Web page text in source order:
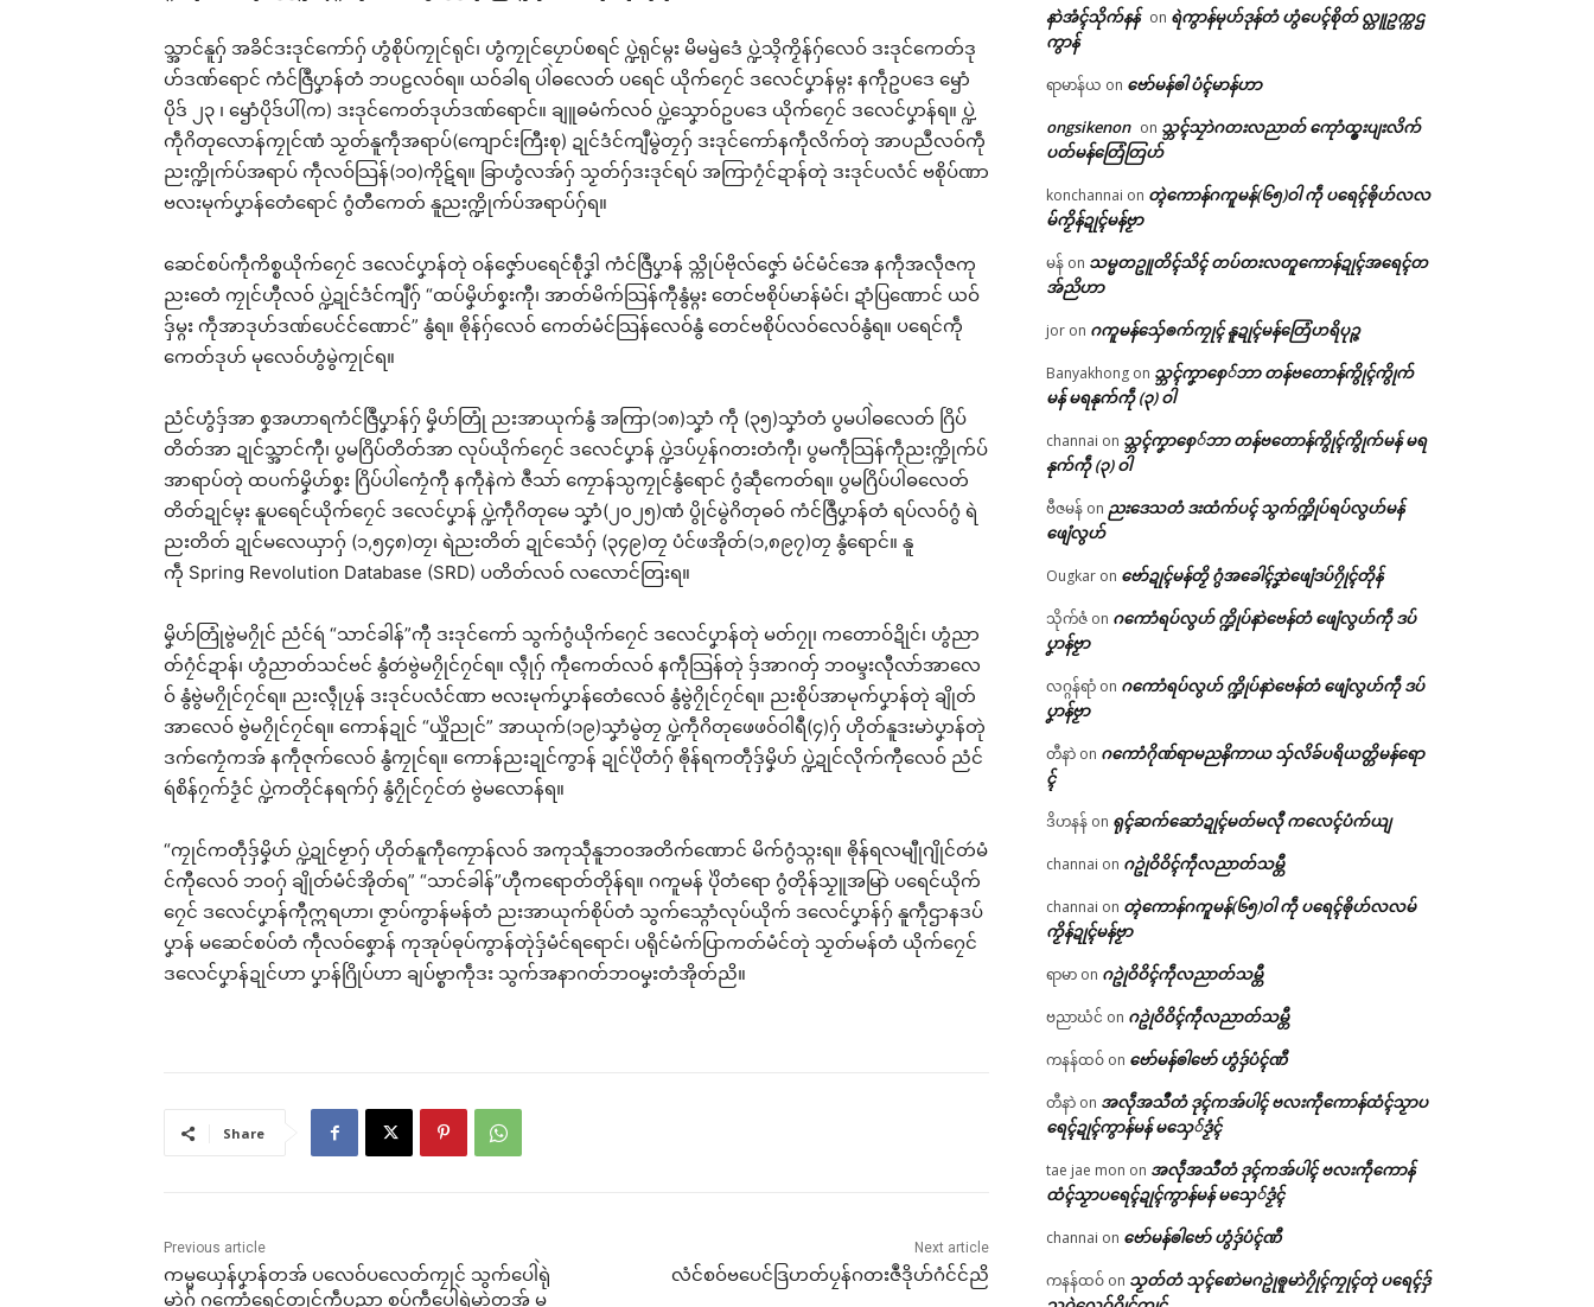
သ္အာင်နူဂှ် အခိင်ဒးဒုင်ကော်ဂှ် ဟွံစိုပ်ကၠုင်ရုင်၊ ဟွံကၠုင်ပၠောပ်စရင် ပ္ဍဲရုင်မ္ဂး မိမၝဲဒေံ ပ္ဍဲသ္ၚိကၟိန်ဂှ်လေဝ် ဒးဒုင်ကေတ်ဒု
ဟ်ဒဏ်ရောင် ကံင်ဇြဳပၞာန်တံ ဘပဠလဝ်ရ။ ယဝ်ခါရ ပါဲဓလေတ် ပရေင် ယိုက်ဂၠေင် ဒလေင်ပၞာန်မ္ဂး နကဵုဥပဒေ ၝောံ
ပိုဒ် ၂၃ ၊ ၝောံပိုဒ်ပါ်(က) ဒးဒုင်ကေတ်ဒုဟ်ဒဏ်ရောင်။ ချူဓမံက်လဝ် ပ္ဍဲသၞောဝ်ဥပဒေ ယိုက်ဂၠေင် ဒလေင်ပၞာန်ရ။ ပ္ဍဲ
ကဵုဂိတုလောန်ကၠုင်ဏံ သၟတ်နူကဵုအရာပ်(ကျောင်းကြီးစု) ဍုင်ဒံင်ကျဳမွဲတၠဂှ် ဒးဒုင်ကော်နကဵုလိက်တုဲ အာပညဳလဝ်ကဵု
ညးက္ဍိုက်ပ်အရာပ် ကဵုလဝ်သြန်(၁၀)ကိုဋ်ရ။ ခြာဟွံလအ်ဂှ် သၟတ်ဂှ်ဒးဒုင်ရပ် အကြာဂၠံင်ဍာန်တုဲ ဒးဒုင်ပလံင် ဗစိုပ်ဏာ
ဗလးမုက်ပၞာန်တေံရောင် ဂွံတီကေတ် နူညးက္ဍိုက်ပ်အရာပ်ဂှ်ရ။
ဆေင်စပ်ကဵုကိစ္စယိုက်ဂၠေင် ဒလေင်ပၞာန်တုဲ ဝန်ဇၞော်ပရေင်စဵုဒၞါ ကံင်ဇြဳပၞာန် သ္ကိုပ်ဗိုလ်ဇၞော် မံင်မံင်အေ နကဵုအလဵုဇကု
ညးတေံ ကၠုင်ဟီုလဝ် ပ္ဍဲဍုင်ဒံင်ကျဳဂှ် “ထပ်မၞိဟ်စၞးကီု၊ အာတ်မိက်သြန်ကီုနွံမ္ဂး တေင်ဗစိုပ်မာန်မံင်၊ ဍာံပြဏောင် ယဝ်
ဒှ်မ္ဂး ကဵုအာဒုဟ်ဒဏ်ပေင်င်ဏောင်” နွံရ။ ၜိုန်ဂှ်လေဝ် ကေတ်မံင်သြန်လေဝ်နွံ တေင်ဗစိုပ်လဝ်လေဝ်နွံရ။ ပရေင်ကဵု
ကေတ်ဒုဟ် မုလေဝ်ဟွံမွဲကၠုင်ရ။
ညံင်ဟွံဒှ်အာ စၞအဟာရကံင်ဇြဳပၞာန်ဂှ် မၞိဟ်တြုံ ညးအာယုက်နွံ အကြာ(၁၈)သၞာံ ကဵု (၃၅)သၞာံတံ ပွမပါဲဓလေတ် ဂြိပ်
တိတ်အာ ဍုင်သ္အာင်ကီု၊ ပွမဂြိပ်တိတ်အာ လုပ်ယိုက်ဂၠေင် ဒလေင်ပၞာန် ပ္ဍဲဒပ်ပၠန်ဂတးတံကီု၊ ပွမကဵုသြန်ကဵုညးက္ဍိုက်ပ်
အာရာပ်တုဲ ထပက်မၞိဟ်စၞး ဂြိပ်ပါဲကၠေံကီု နကဵုနဲကဲ ဇဳသာ် ကၠောန်သ္ပကၠုင်နွံရောင် ဂွံဆဵုကေတ်ရ။ ပွမဂြိပ်ပါဲဓလေတ်
တိတ်ဍုင်မ္ၚး နူပရေင်ယိုက်ဂၠေင် ဒလေင်ပၞာန် ပ္ဍဲကဵုဂိတုမေ သၞာံ(၂၀၂၅)ဏံ ပွိုင်မွဲဂိတုဓဝ် ကံင်ဇြဳပၞာန်တံ ရပ်လဝ်ဂွံ ရဲ
ညးတိတ် ဍုင်မလေယှာဂှ် (၁,၅၄၈)တၠ၊ ရဲညးတိတ် ဍုင်သေံဂှ် (၃၄၉)တၠ ပံင်ဖအိုတ်(၁,၈၉၇)တၠ နွံရောင်။ နူ
ကဵု Spring Revolution Database (SRD) ပတိတ်လဝ် လလောင်တြးရ။
မၞိဟ်တြုံဗွဲမဂၠိုင် ညံင်ရဴ “သာင်ခါန်”ကီု ဒးဒုင်ကော် သွက်ဂွံယိုက်ဂၠေင် ဒလေင်ပၞာန်တုဲ မတ်ဂၠု၊ ကတောဝ်ဍိုင်၊ ဟွံညာ
တ်ဂၠံင်ဍာန်၊ ဟွံညာတ်သင်ဗင် နွံတဴဗွဲမဂၠိုင်ဂၠင်ရ။ လ္ၚဵုဂှ် ကဵုကေတ်လဝ် နကဵုသြန်တုဲ ဒှ်အာဂတှ် ဘဝမ္ဒးလီုလာ်အာလေ
ဝ် နွံဗွဲမဂၠိုင်ဂၠင်ရ။ ညးလ္ၚဵုပၠန် ဒးဒုင်ပလံင်ဏာ ဗလးမုက်ပၞာန်တေံလေဝ် နွံဗွဲဂၠိုင်ဂၠင်ရ။ ညးစိုပ်အာမုက်ပၞာန်တုဲ ချိုတ်
အာလေဝ် ဗွဲမဂၠိုင်ဂၠင်ရ။ ကောန်ဍုင် “ယှိုဲညုင်” အာယုက်(၁၉)သၞာံမွဲတၠ ပ္ဍဲကဵုဂိတုဖေဖဝ်ဝါရဳ(၄)ဂှ် ဟိုတ်နူဒးမာဲပၞာန်တုဲ
ဒက်ကၠေံကအ် နကဵုဇုက်လေဝ် နွံကၠုင်ရ။ ကောန်ညးဍုင်ကွာန် ဍုင်ပိုဲတံဂှ် ၜိုန်ရကတဵုဒှ်မၞိဟ် ပ္ဍဲဍုင်လိုက်ကီုလေဝ် ညံင်
ရဴစိန်ဂၠက်ဒၟံင် ပ္ဍဲကတိုင်နရက်ဂှ် နွံဂၠိုင်ဂၠင်တဴ ဗွဲမလောန်ရ။
“ကၠုင်ကတဵုဒှ်မၞိဟ် ပ္ဍဲဍုင်ဗၟာဂှ် ဟိုတ်နူကဵုကၠောန်လဝ် အကုသဵုနူဘဝအတိက်ဏောင် မိက်ဂွံသ္ဂးရ။ ၜိုန်ရလမျီုဂျိုင်တဴမံ
င်ကီုလေဝ် ဘဝဂှ် ချိုတ်မံင်အိုတ်ရ” “သာင်ခါန်”ဟီုကရောတ်တိုန်ရ။ ဂကူမန် ပိုဲတံရော ဂွံတိုန်သၟူအမြာဲ ပရေင်ယိုက်
ဂၠေင် ဒလေင်ပၞာန်ကီုဣရဟာ၊ ဇၟာပ်ကွာန်မန်တံ ညးအာယုက်စိုပ်တံ သွက်သ္ဂောံလုပ်ယိုက် ဒလေင်ပၞာန်ဂှ် နူကဵုဌာနဒပ်
ပၞာန် မဆေင်စပ်တံ ကဵုလဝ်စၞောန် ကုအုပ်ဓုပ်ကွာန်တုဲဒှ်မံင်ရရောင်၊ ပရိုင်မံက်ပြာကတ်မံင်တုဲ သၟတ်မန်တံ ယိုက်ဂၠေင်
ဒလေင်ပၞာန်ဍုင်ဟာ ပၞာန်ဂြိုပ်ဟာ ချပ်ဗ္စာကဵုဒး သွက်အနာဂတ်ဘဝမၞးတံအိုတ်ညိ။
Share
Previous article
ကမ္မယှေန်ပၞာန်တအ် ပလေဝ်ပလေတ်ကၠုင် သွက်ပေါဲရုဲ
မာဲဂှ် ဂကောံရေင်တၠုင်ကဵုပညာ စပ်ကဵုပေါဲရုဲမာဲတအ် မု
Next article
လံင်စဝ်ဗပေင်ဒြဟတ်ပၠန်ဂတးဇဳဒိုဟ်ဂံင်င်ညိ
နာဲအံၚ်သိုက်နန် on ရဲကွာန်မုဟ်ဒုန်တံ ဟွံပေၚ်စိုတ် လ္တူဥက္ကဌ
ကွာန်
ရာမာန်ယ on ဗော်မန်ၜါ ပံၚ်မာန်ဟာ
ongsikenon on သ္ဘၚ်သၠာဲဂတးလညာတ် ကေုာံထ္ၜးပျးလိက်
ပတ်မန်တြေံတြဟ်
konchannai on တ္ၚဲကောန်ဂကူမန်(၆၅)ဝါ ကဵု ပရေၚ်ၜိုဟ်လလ
မ်ကၟိန်ဍုၚ်မန်ဗၟာ
မန် on သမ္မတဥူတိၚ်သိၚ် တပ်တးလတူကောန်ဍုၚ်အရေၚ်တ
အ်ညိဟာ
jor on ဂကူမန်​သှ်ေၜက်ကၠုၚ် နူဍုၚ်မန်တြေံဟရိပုဉ္ဇ
Banyakhong on သ္ဘၚ်ကၞာစှေ်ဘာ တန်ဗတောန်ကွိုၚ်ကွိုက်
မန် မရနုက်ကဵု (၃) ဝါ
channai on သ္ဘၚ်ကၞာစှေ်ဘာ တန်ဗတောန်ကွိုၚ်ကွိုက်မန် မရ
နုက်ကဵု (၃) ဝါ
ဗီဇမန် on ညးဒေသတံ ဒးထံက်ပၚ် သွက်က္ဍိုပ်ရပ်လွဟ်မန်
ဖျေံလွဟ်
Ougkar on ဗော်ဍုၚ်မန်တၟိ ဂွံအခေါၚ်ဒၞာဲဖျေံဒပ်ဂၠိုၚ်တိုန်
သိုက်ဇံ on ဂကောံရပ်လွဟ် က္ဍိုပ်နာဲဗေန်တံ ဖျေံလွဟ်ကဵု ဒပ်
ပၞာန်ဗၟာ
လဂ္ဂန်ရာံ on ဂကောံရပ်လွဟ် က္ဍိုပ်နာဲဗေန်တံ ဖျေံလွဟ်ကဵု ဒပ်
ပၞာန်ဗၟာ
တီနာဲ on ဂကောံဂိုဏ်ရာမညနိကာယ သှ်လိခ်ပရိယတ္တိမန်ရော
ၚ်
ဒိဟနန် on ရုၚ်ဆက်ဆောံဍုၚ်မတ်မလီု ကလေၚ်ပံက်ယျ
channai on ဂဥုဲဝိဝိၚ်ကဵုလညာတ်သမ္တီ
channai on တ္ၚဲကောန်ဂကူမန်(၆၅)ဝါ ကဵု ပရေၚ်ၜိုဟ်လလမ်
ကၟိန်ဍုၚ်မန်ဗၟာ
ရာမာ on ဂဥုဲဝိဝိၚ်ကဵုလညာတ်သမ္တီ
ဗညာဃံင် on ဂဥုဲဝိဝိၚ်ကဵုလညာတ်သမ္တီ
ကနန်ထဝ် on ဗော်မန်ၜါဗော် ဟွံဒှ်ပံၚ်ဏီ
တီနာဲ on အလဵုအသဳတံ ဒုၚ်ကအ်ပါၚ် ဗလးကဵုကောန်ထံၚ်သၟာပ
ရေၚ်ဍုၚ်ကွာန်မန် မသှေ်ဒၟံၚ်
tae jae mon on အလဵုအသဳတံ ဒုၚ်ကအ်ပါၚ် ဗလးကဵုကောန်
ထံၚ်သၟာပရေၚ်ဍုၚ်ကွာန်မန် မသှေ်ဒၟံၚ်
channai on ဗော်မန်ၜါဗော် ဟွံဒှ်ပံၚ်ဏီ
ကနန်ထဝ် on သၟတ်တံ သုၚ်စောဲမဂဥုဲၜူမာဲဂၠိုၚ်ကၠုၚ်တုဲ ပရေၚ်ဒှ်